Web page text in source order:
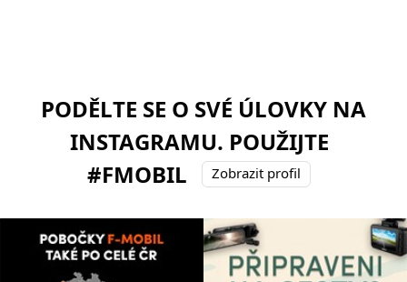
PODĚLTE SE O SVÉ ÚLOVKY NA
INSTAGRAMU. POUŽIJTE
#FMOBIL
Zobrazit profil